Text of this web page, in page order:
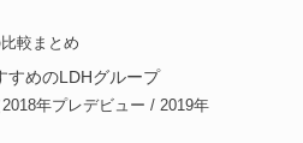
較まとめ
すめのLDHグループ
年プレデビュー / 2019年